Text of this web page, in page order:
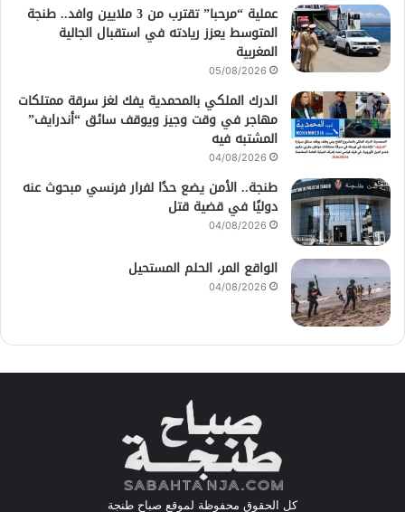
عملية “مرحبا” تقترب من 3 ملايين وافد.. طنجة
المتوسط يعزز ريادته في استقبال الجالية
المغربية
05/08/2026
الدرك الملكي بالمحمدية يفك لغز سرقة ممتلكات
مهاجر في وقت وجيز ويوقف سائق “أندرايف”
المشتبه فيه
04/08/2026
طنجة.. الأمن يضع حدًا لفرار فرنسي مبحوث عنه
دوليًا في قضية قتل
04/08/2026
الواقع المر، الحلم المستحيل
04/08/2026
كل الحقوق محفوظة لموقع صباح طنجة